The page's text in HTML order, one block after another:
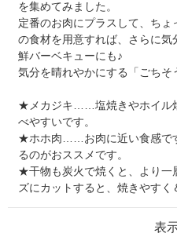
を集めてみました。
定番のお肉にプラスして、ち
の食材を用意すれば、さらに
鮮バーベキューにも♪
気分を晴れやかにする「ごちそ
★メカジキ……塩焼きやホイル
べやすいです。
★ホホ肉……お肉に近い食感で
るのがおススメです。
★干物も炭火で焼くと、より一
ズにカットすると、焼きやすく
表